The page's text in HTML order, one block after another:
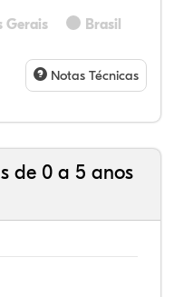
Gerais Brasil
Notas Técnicas
de 0 a 5 anos